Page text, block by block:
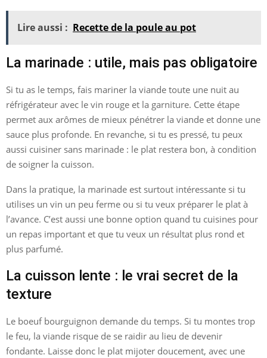
Lire aussi : Recette de la poule au pot
La marinade : utile, mais pas obligatoire
Si tu as le temps, fais mariner la viande toute une nuit au
réfrigérateur avec le vin rouge et la garniture. Cette étape
permet aux arômes de mieux pénétrer la viande et donne une
sauce plus profonde. En revanche, si tu es pressé, tu peux
aussi cuisiner sans marinade : le plat restera bon, à condition
de soigner la cuisson.
Dans la pratique, la marinade est surtout intéressante si tu
utilises un vin un peu ferme ou si tu veux préparer le plat à
l’avance. C’est aussi une bonne option quand tu cuisines pour
un repas important et que tu veux un résultat plus rond et
plus parfumé.
La cuisson lente : le vrai secret de la
texture
Le boeuf bourguignon demande du temps. Si tu montes trop
le feu, la viande risque de se raidir au lieu de devenir
fondante. Laisse donc le plat mijoter doucement, avec une